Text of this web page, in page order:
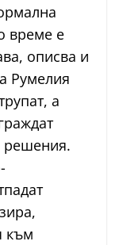
време е
описва и
Румелия
а
решения.
към